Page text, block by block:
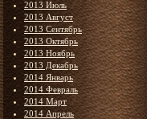
2013 Июль
2013 Август
2013 Сентябрь
2013 Октябрь
2013 Ноябрь
2013 Декабрь
2014 Январь
2014 Февраль
2014 Март
2014 Апрель